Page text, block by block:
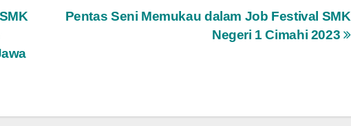
Pentas Seni Memukau dalam Job Festival SMK
Negeri 1 Cimahi 2023